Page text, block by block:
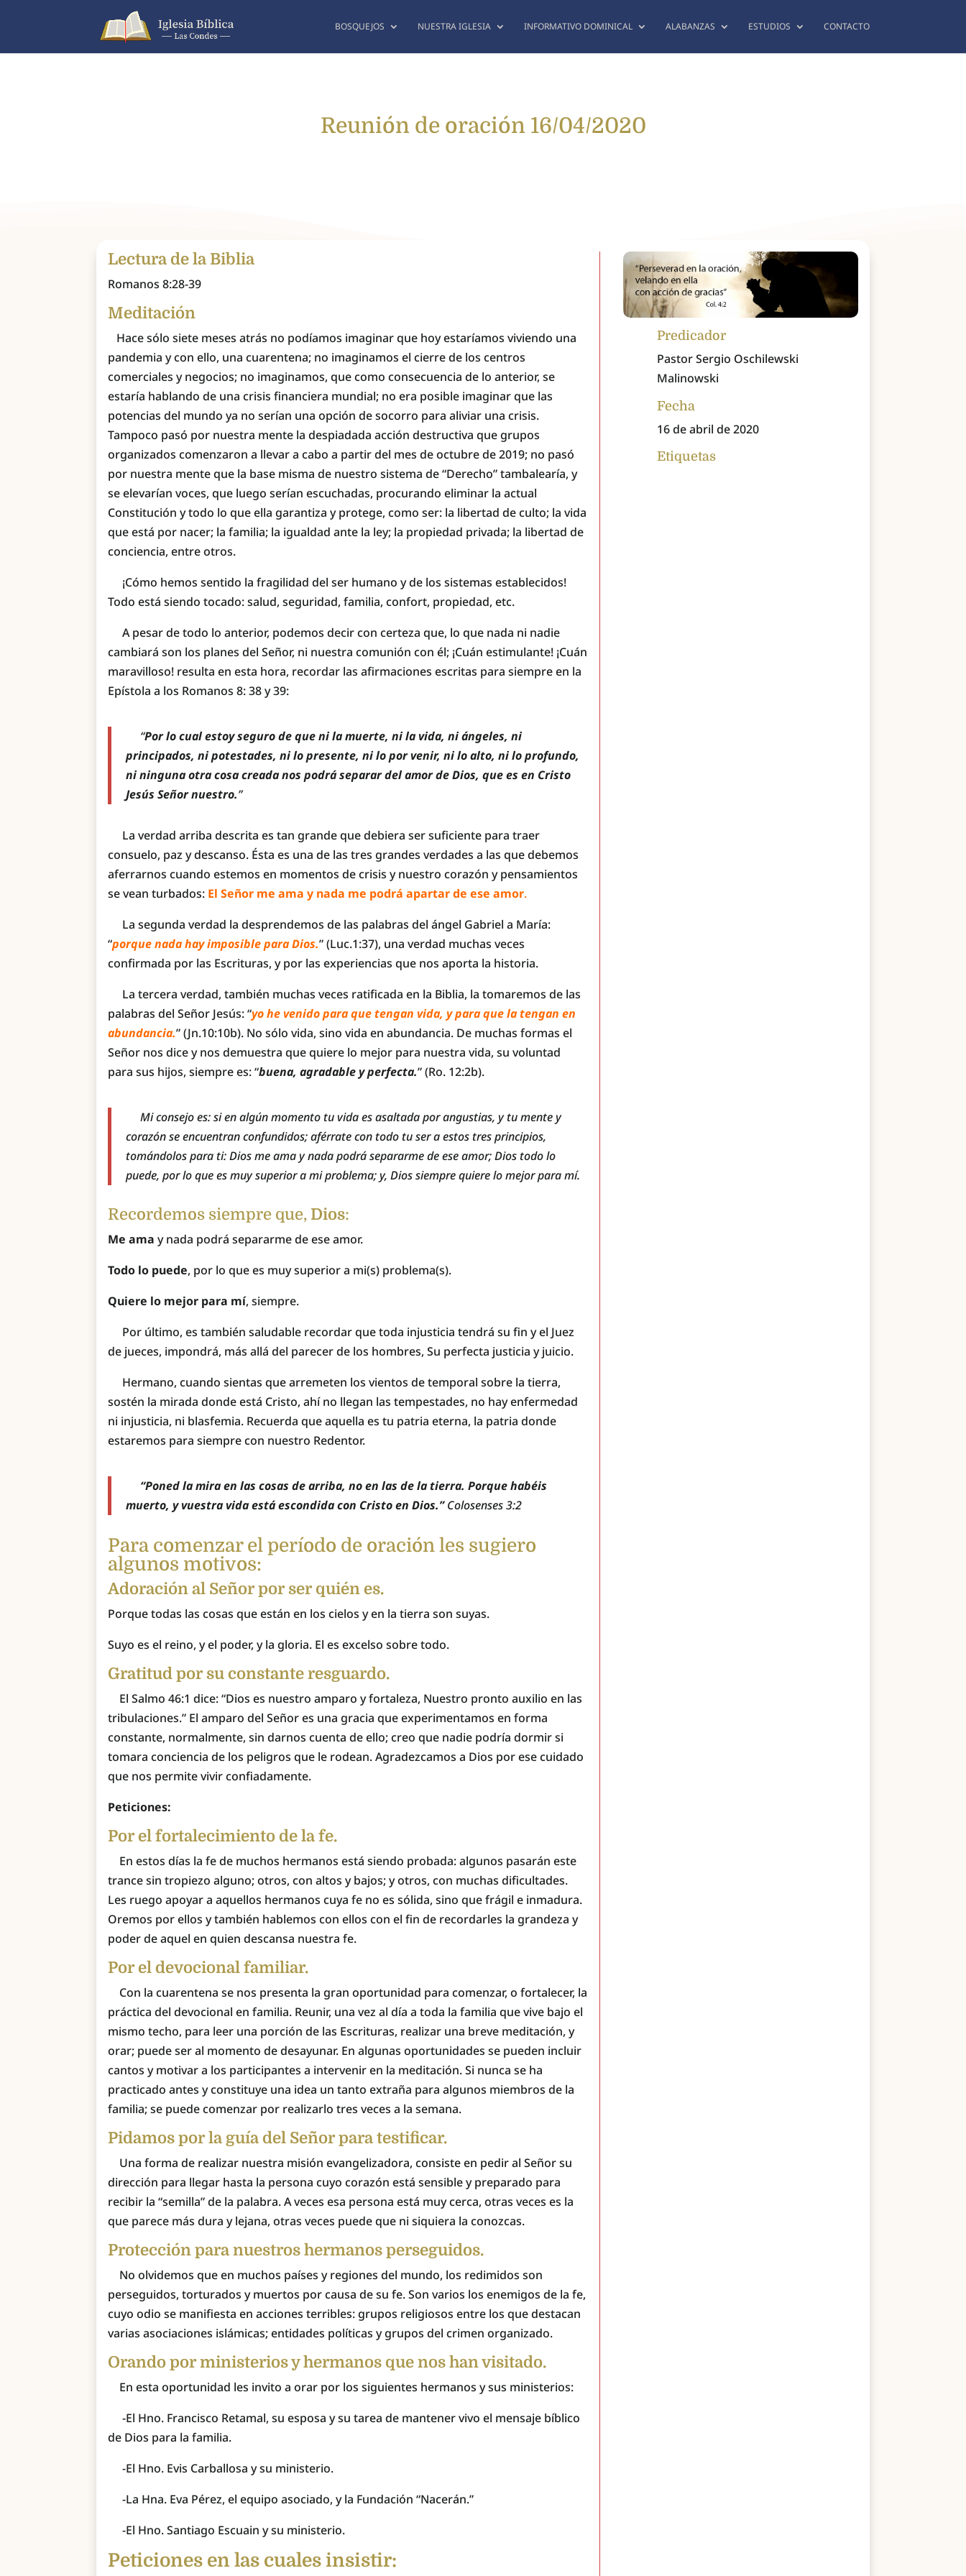
BOSQUEJOS NUESTRA IGLESIA INFORMATIVO DOMINICAL ALABANZAS ESTUDIOS CONTACTO
Reunión de oración 16/04/2020
Lectura de la Biblia
Romanos 8:28-39
Meditación
Hace sólo siete meses atrás no podíamos imaginar que hoy estaríamos viviendo una
pandemia y con ello, una cuarentena; no imaginamos el cierre de los centros
comerciales y negocios; no imaginamos, que como consecuencia de lo anterior, se
estaría hablando de una crisis financiera mundial; no era posible imaginar que las
potencias del mundo ya no serían una opción de socorro para aliviar una crisis.
Tampoco pasó por nuestra mente la despiadada acción destructiva que grupos
organizados comenzaron a llevar a cabo a partir del mes de octubre de 2019; no pasó
por nuestra mente que la base misma de nuestro sistema de “Derecho” tambalearía, y
se elevarían voces, que luego serían escuchadas, procurando eliminar la actual
Constitución y todo lo que ella garantiza y protege, como ser: la libertad de culto; la vida
que está por nacer; la familia; la igualdad ante la ley; la propiedad privada; la libertad de
conciencia, entre otros.
¡Cómo hemos sentido la fragilidad del ser humano y de los sistemas establecidos!
Todo está siendo tocado: salud, seguridad, familia, confort, propiedad, etc.
A pesar de todo lo anterior, podemos decir con certeza que, lo que nada ni nadie
cambiará son los planes del Señor, ni nuestra comunión con él; ¡Cuán estimulante! ¡Cuán
maravilloso! resulta en esta hora, recordar las afirmaciones escritas para siempre en la
Epístola a los Romanos 8: 38 y 39:
“Por lo cual estoy seguro de que ni la muerte, ni la vida, ni ángeles, ni
principados, ni potestades, ni lo presente, ni lo por venir, ni lo alto, ni lo profundo,
ni ninguna otra cosa creada nos podrá separar del amor de Dios, que es en Cristo
Jesús Señor nuestro.”
La verdad arriba descrita es tan grande que debiera ser suficiente para traer
consuelo, paz y descanso. Ésta es una de las tres grandes verdades a las que debemos
aferrarnos cuando estemos en momentos de crisis y nuestro corazón y pensamientos
se vean turbados: El Señor me ama y nada me podrá apartar de ese amor.
La segunda verdad la desprendemos de las palabras del ángel Gabriel a María:
“porque nada hay imposible para Dios.” (Luc.1:37), una verdad muchas veces
confirmada por las Escrituras, y por las experiencias que nos aporta la historia.
La tercera verdad, también muchas veces ratificada en la Biblia, la tomaremos de las
palabras del Señor Jesús: “yo he venido para que tengan vida, y para que la tengan en
abundancia.” (Jn.10:10b). No sólo vida, sino vida en abundancia. De muchas formas el
Señor nos dice y nos demuestra que quiere lo mejor para nuestra vida, su voluntad
para sus hijos, siempre es: “buena, agradable y perfecta.” (Ro. 12:2b).
Mi consejo es: si en algún momento tu vida es asaltada por angustias, y tu mente y
corazón se encuentran confundidos; aférrate con todo tu ser a estos tres principios,
tomándolos para ti: Dios me ama y nada podrá separarme de ese amor; Dios todo lo
puede, por lo que es muy superior a mi problema; y, Dios siempre quiere lo mejor para mí.
Recordemos siempre que, Dios:
Me amay nada podrá separarme de ese amor.
Todo lo puede, por lo que es muy superior a mi(s) problema(s).
Quiere lo mejor para mí, siempre.
Por último, es también saludable recordar que toda injusticia tendrá su fin y el Juez
de jueces, impondrá, más allá del parecer de los hombres, Su perfecta justicia y juicio.
Hermano, cuando sientas que arremeten los vientos de temporal sobre la tierra,
sostén la mirada donde está Cristo, ahí no llegan las tempestades, no hay enfermedad
ni injusticia, ni blasfemia. Recuerda que aquella es tu patria eterna, la patria donde
estaremos para siempre con nuestro Redentor.
“Poned la mira en las cosas de arriba, no en las de la tierra. Porque habéis
muerto, y vuestra vida está escondida con Cristo en Dios.”Colosenses 3:2
Para comenzar el período de oración les sugiero
algunos motivos:
Adoración al Señor por ser quién es.
Porque todas las cosas que están en los cielos y en la tierra son suyas.
Suyo es el reino, y el poder, y la gloria. El es excelso sobre todo.
Gratitud por su constante resguardo.
El Salmo 46:1 dice: “Dios es nuestro amparo y fortaleza, Nuestro pronto auxilio en las
tribulaciones.” El amparo del Señor es una gracia que experimentamos en forma
constante, normalmente, sin darnos cuenta de ello; creo que nadie podría dormir si
tomara conciencia de los peligros que le rodean. Agradezcamos a Dios por ese cuidado
que nos permite vivir confiadamente.
Peticiones:
Por el fortalecimiento de la fe.
En estos días la fe de muchos hermanos está siendo probada: algunos pasarán este
trance sin tropiezo alguno; otros, con altos y bajos; y otros, con muchas dificultades.
Les ruego apoyar a aquellos hermanos cuya fe no es sólida, sino que frágil e inmadura.
Oremos por ellos y también hablemos con ellos con el fin de recordarles la grandeza y
poder de aquel en quien descansa nuestra fe.
Por el devocional familiar.
Con la cuarentena se nos presenta la gran oportunidad para comenzar, o fortalecer, la
práctica del devocional en familia. Reunir, una vez al día a toda la familia que vive bajo el
mismo techo, para leer una porción de las Escrituras, realizar una breve meditación, y
orar; puede ser al momento de desayunar. En algunas oportunidades se pueden incluir
cantos y motivar a los participantes a intervenir en la meditación. Si nunca se ha
practicado antes y constituye una idea un tanto extraña para algunos miembros de la
familia; se puede comenzar por realizarlo tres veces a la semana.
Pidamos por la guía del Señor para testificar.
Una forma de realizar nuestra misión evangelizadora, consiste en pedir al Señor su
dirección para llegar hasta la persona cuyo corazón está sensible y preparado para
recibir la “semilla” de la palabra. A veces esa persona está muy cerca, otras veces es la
que parece más dura y lejana, otras veces puede que ni siquiera la conozcas.
Protección para nuestros hermanos perseguidos.
No olvidemos que en muchos países y regiones del mundo, los redimidos son
perseguidos, torturados y muertos por causa de su fe. Son varios los enemigos de la fe,
cuyo odio se manifiesta en acciones terribles: grupos religiosos entre los que destacan
varias asociaciones islámicas; entidades políticas y grupos del crimen organizado.
Orando por ministerios y hermanos que nos han visitado.
En esta oportunidad les invito a orar por los siguientes hermanos y sus ministerios:
-El Hno. Francisco Retamal, su esposa y su tarea de mantener vivo el mensaje bíblico
de Dios para la familia.
-El Hno. Evis Carballosa y su ministerio.
-La Hna. Eva Pérez, el equipo asociado, y la Fundación “Nacerán.”
-El Hno. Santiago Escuain y su ministerio.
Peticiones en las cuales insistir:
Predicador
Pastor Sergio Oschilewski
Malinowski
Fecha
16 de abril de 2020
Etiquetas